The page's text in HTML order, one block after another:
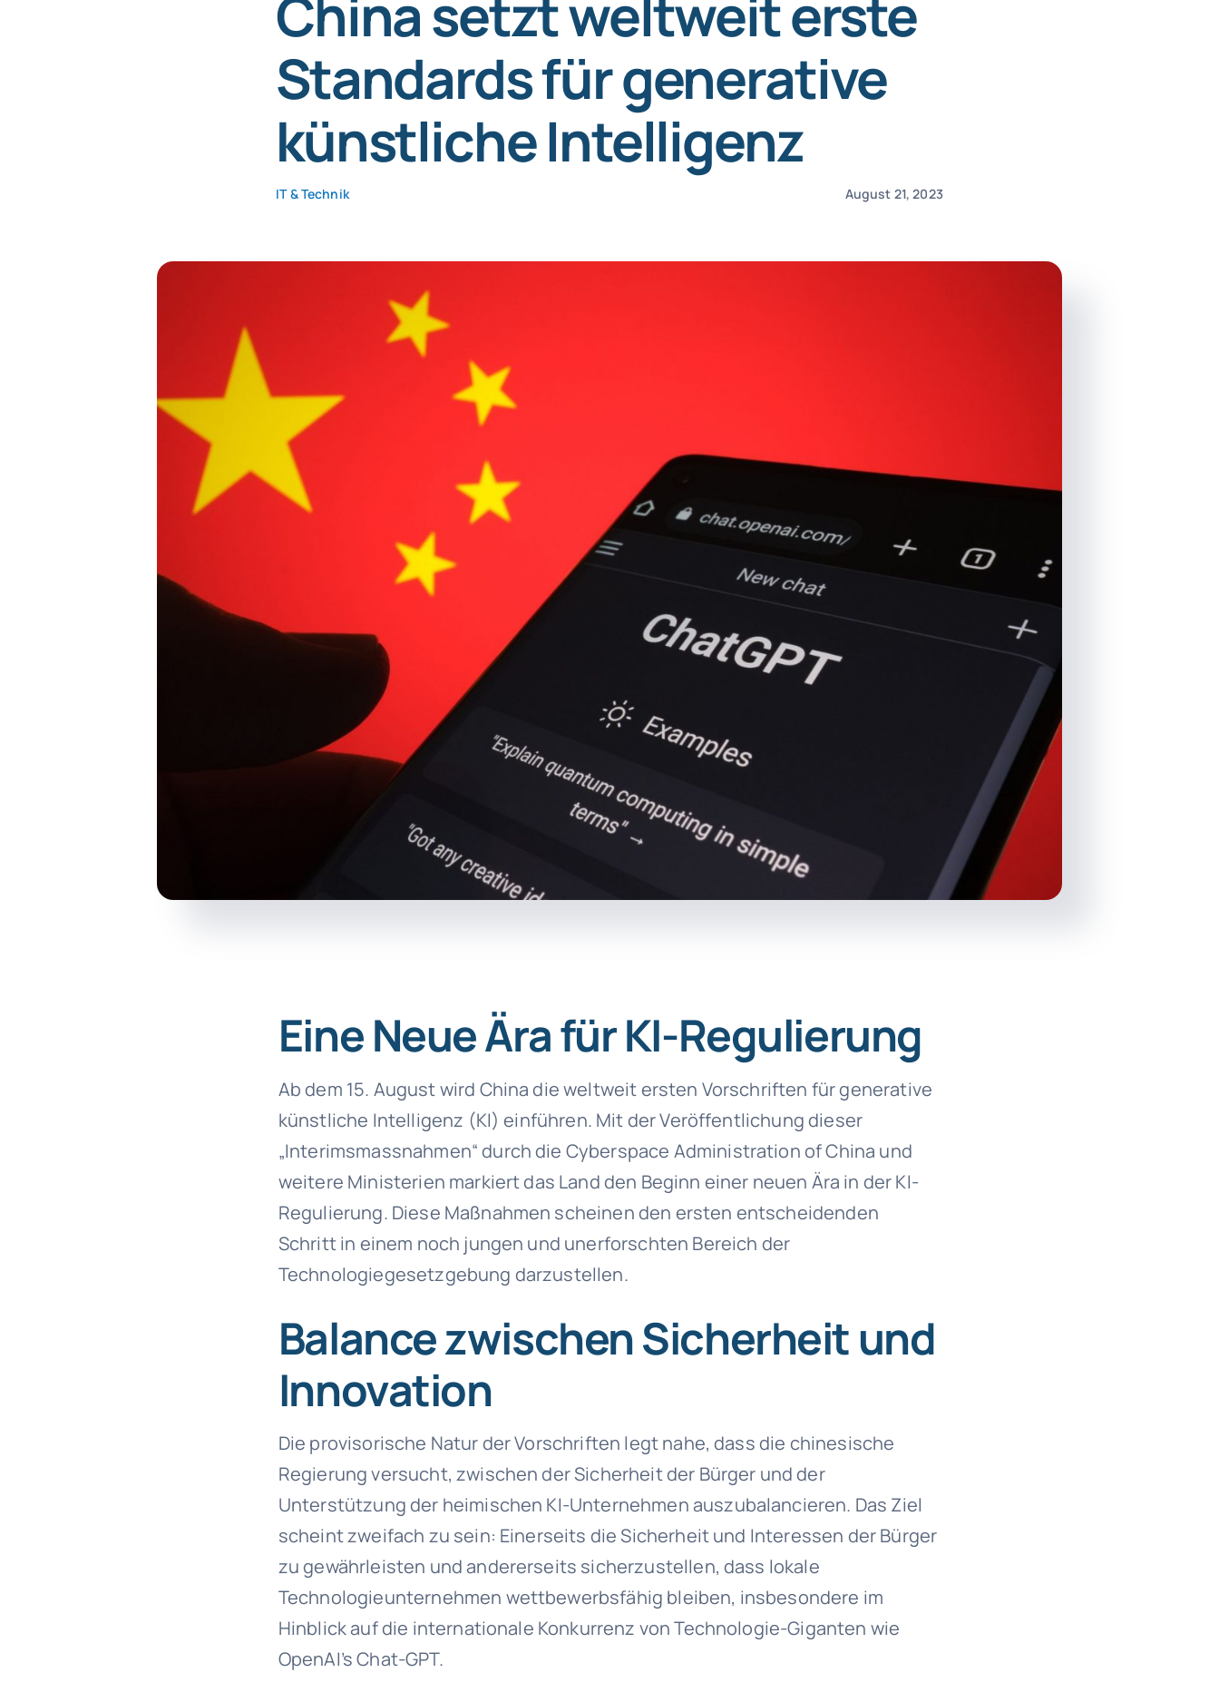
China setzt weltweit erste
Standards für generative
künstliche Intelligenz
IT & Technik August 21, 2023
Eine Neue Ära für KI-Regulierung
Ab dem 15. August wird China die weltweit ersten Vorschriften für generative
künstliche Intelligenz (KI) einführen. Mit der Veröffentlichung dieser
„Interimsmassnahmen“ durch die Cyberspace Administration of China und
weitere Ministerien markiert das Land den Beginn einer neuen Ära in der KI-
Regulierung. Diese Maßnahmen scheinen den ersten entscheidenden
Schritt in einem noch jungen und unerforschten Bereich der
Technologiegesetzgebung darzustellen.
Balance zwischen Sicherheit und
Innovation
Die provisorische Natur der Vorschriften legt nahe, dass die chinesische
Regierung versucht, zwischen der Sicherheit der Bürger und der
Unterstützung der heimischen KI-Unternehmen auszubalancieren. Das Ziel
scheint zweifach zu sein: Einerseits die Sicherheit und Interessen der Bürger
zu gewährleisten und andererseits sicherzustellen, dass lokale
Technologieunternehmen wettbewerbsfähig bleiben, insbesondere im
Hinblick auf die internationale Konkurrenz von Technologie-Giganten wie
OpenAI’s Chat-GPT.